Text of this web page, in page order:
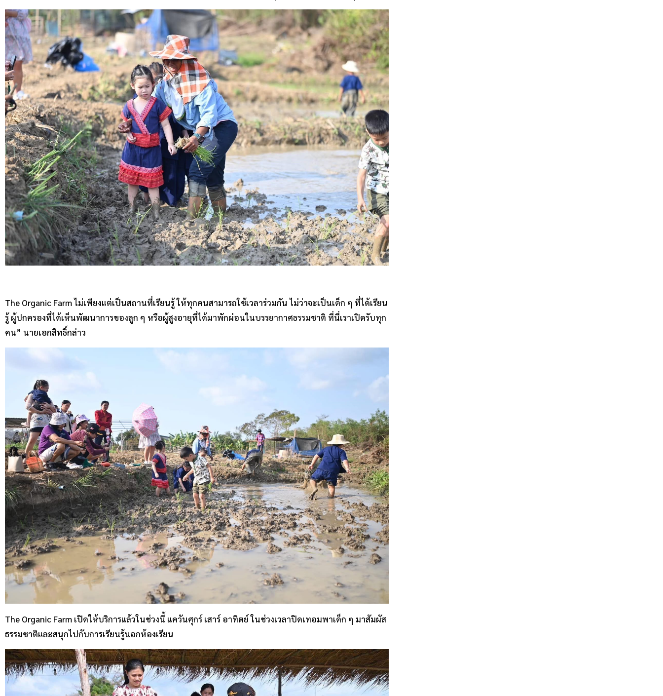
The Organic Farm ไม่เพียงแต่เป็นสถานที่เรียนรู้ ให้ทุกคนสามารถใช้เวลาร่วมกัน ไม่ว่าจะเป็นเด็ก ๆ ที่ได้เรียน
รู้ ผู้ปกครองที่ได้เห็นพัฒนาการของลูก ๆ หรือผู้สูงอายุที่ได้มาพักผ่อนในบรรยากาศธรรมชาติ ที่นี่เราเปิดรับทุก
คน” นายเอกสิทธิ์กล่าว
The Organic Farm เปิดให้บริการแล้วในช่วงนี้ แควันศุกร์ เสาร์ อาทิตย์ ในช่วงเวลาปิดเทอมพาเด็ก ๆ มาสัมผัส
ธรรมชาติและสนุกไปกับการเรียนรู้นอกห้องเรียน